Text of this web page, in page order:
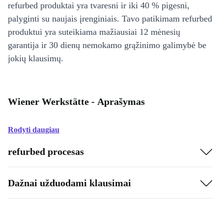
refurbed produktai yra tvaresni ir iki 40 % pigesni,
palyginti su naujais įrenginiais. Tavo patikimam refurbed
produktui yra suteikiama mažiausiai 12 mėnesių
garantija ir 30 dienų nemokamo grąžinimo galimybė be
jokių klausimų.
Wiener Werkstätte - Aprašymas
Rodyti daugiau
refurbed procesas
Dažnai užduodami klausimai